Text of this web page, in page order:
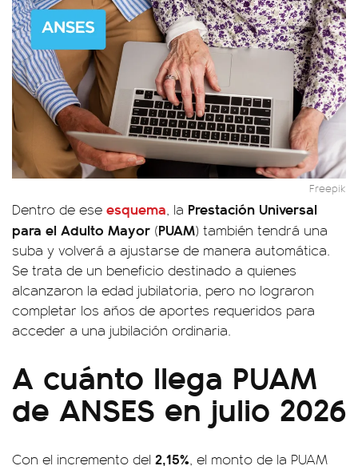
Freepik
Dentro de ese esquema, la Prestación Universal
para el Adulto Mayor (PUAM) también tendrá una
suba y volverá a ajustarse de manera automática.
Se trata de un beneficio destinado a quienes
alcanzaron la edad jubilatoria, pero no lograron
completar los años de aportes requeridos para
acceder a una jubilación ordinaria.
A cuánto llega PUAM
de ANSES en julio 2026
Con el incremento del 2,15%, el monto de la PUAM